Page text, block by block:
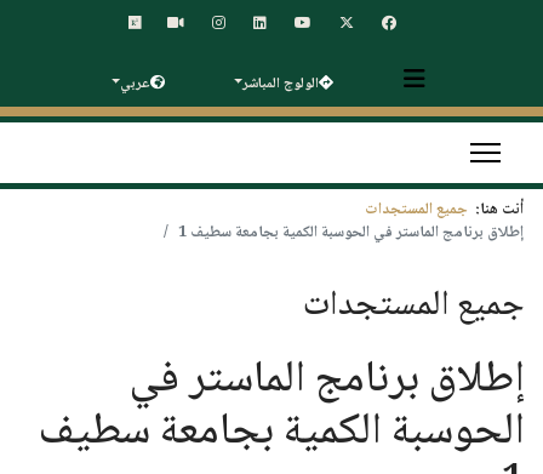
الولوج المباشر عربي
أنت هنا: جميع المستجدات
إطلاق برنامج الماستر في الحوسبة الكمية بجامعة سطيف 1
جميع المستجدات
إطلاق برنامج الماستر في
الحوسبة الكمية بجامعة سطيف